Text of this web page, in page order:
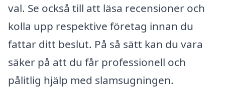
val. Se också till att läsa recensioner och
kolla upp respektive företag innan du
fattar ditt beslut. På så sätt kan du vara
säker på att du får professionell och
pålitlig hjälp med slamsugningen.